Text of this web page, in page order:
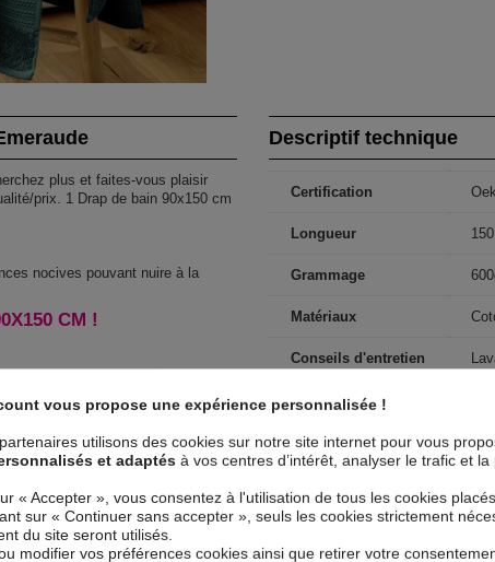
plus et faites-vous plaisir
prix. 1 Drap de bain 90x150 cm
nocives pouvant nuire à la
CM !
possible - Sèche linge
couleurs similaires) - Sèche
Descriptif technique
Certification
Longueur 150
Grammage
Matériaux
Conseils d'entretien
Type de public
Largeur 90
Dimensions (cm)
vous propose une expérience personnalisée !
utilisons des cookies sur notre site internet pour vous
et adaptés à vos centres d’intérêt, analyser le trafic et
« Accepter », vous consentez à l'utilisation de tous les cookies
sur « Continuer sans accepter », seuls les cookies strictement
du site seront utilisés.
modifier vos préférences cookies ainsi que retirer votre